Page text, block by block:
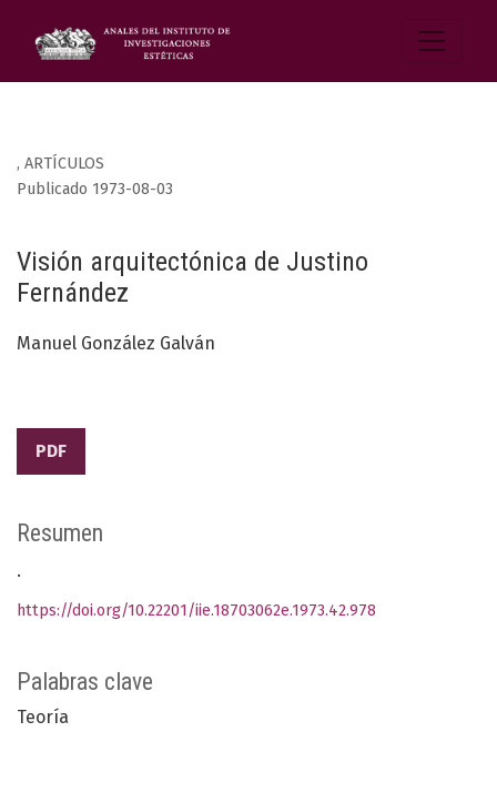
, ARTÍCULOS
Visión arquitectónica de Justino
Fernández
Publicado 1973-08-03
Manuel González Galván
PDF
Palabras clave
Teoría
Resumen
.
https://doi.org/10.22201/iie.18703062e.1973.42.978